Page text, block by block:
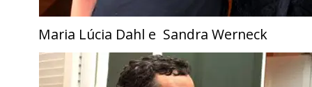
Maria Lúcia Dahl e Sandra Werneck